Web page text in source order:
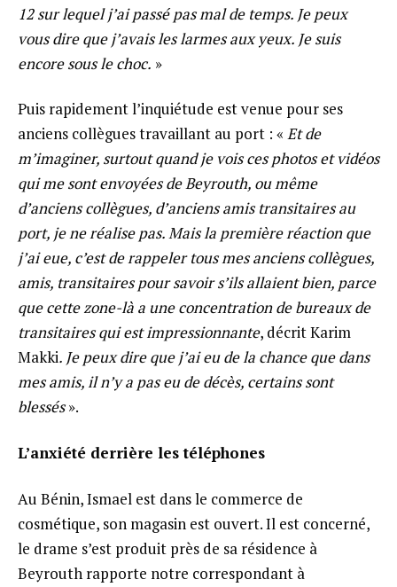
12 sur lequel j’ai passé pas mal de temps. Je peux
vous dire que j’avais les larmes aux yeux. Je suis
encore sous le choc. »
Puis rapidement l’inquiétude est venue pour ses
anciens collègues travaillant au port : « Et de
m’imaginer, surtout quand je vois ces photos et vidéos
qui me sont envoyées de Beyrouth, ou même
d’anciens collègues, d’anciens amis transitaires au
port, je ne réalise pas. Mais la première réaction que
j’ai eue, c’est de rappeler tous mes anciens collègues,
amis, transitaires pour savoir s’ils allaient bien, parce
que cette zone-là a une concentration de bureaux de
transitaires qui est impressionnante, décrit Karim
Makki. Je peux dire que j’ai eu de la chance que dans
mes amis, il n’y a pas eu de décès, certains sont
blessés».
L’anxiété derrière les téléphones
Au Bénin, Ismael est dans le commerce de
cosmétique, son magasin est ouvert. Il est concerné,
le drame s’est produit près de sa résidence à
Beyrouth rapporte notre correspondant à